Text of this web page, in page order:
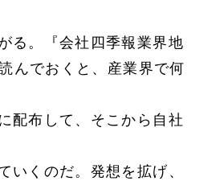
る。『会社四季報業界地
んでおくと、産業界で何
配布して、そこから自社
いくのだ。発想を拡げ、